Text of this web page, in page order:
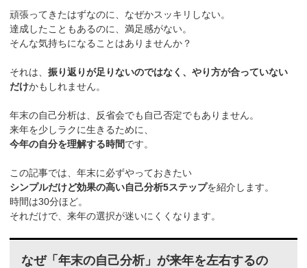
頑張ってきたはずなのに、なぜかスッキリしない。
達成したこともあるのに、満足感がない。
そんな気持ちになることはありませんか？
それは、振り返りが足りないのではなく、やり方が合っていない
だけかもしれません。
年末の自己分析は、反省会でも自己否定でもありません。
来年を少しラクに生きるために、
今年の自分を理解する時間です。
この記事では、年末に必ずやっておきたい
シンプルだけど効果の高い自己分析5ステップを紹介します。
時間は30分ほど。
それだけで、来年の選択が迷いにくくなります。
なぜ「年末の自己分析」が来年を左右するの